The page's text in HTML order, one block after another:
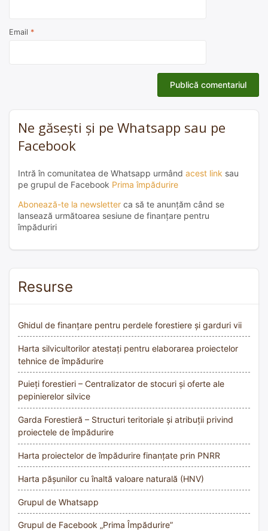
Email *
Ne găsești și pe Whatsapp sau pe
Facebook
Intră în comunitatea de Whatsapp urmând acest link sau
pe grupul de Facebook Prima împădurire
Abonează-te la newsletter ca să te anunțăm când se
lansează următoarea sesiune de finanțare pentru
împăduriri
Resurse
Ghidul de finanțare pentru perdele forestiere și garduri vii
Harta silvicultorilor atestați pentru elaborarea proiectelor
tehnice de împădurire
Puieți forestieri – Centralizator de stocuri și oferte ale
pepinierelor silvice
Garda Forestieră – Structuri teritoriale și atribuții privind
proiectele de împădurire
Harta proiectelor de împădurire finanțate prin PNRR
Harta pășunilor cu înaltă valoare naturală (HNV)
Grupul de Whatsapp
Grupul de Facebook „Prima Împădurire”